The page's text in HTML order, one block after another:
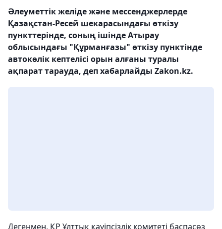
Әлеуметтік желіде және мессенджерлерде
Қазақстан-Ресей шекарасындағы өткізу
пункттерінде, соның ішінде Атырау
облысындағы "Құрманғазы" өткізу пунктінде
автокөлік кептелісі орын алғаны туралы
ақпарат тарауда, деп хабарлайды Zakon.kz.
Дегенмен, ҚР Ұлттық қауіпсіздік комитеті баспасөз